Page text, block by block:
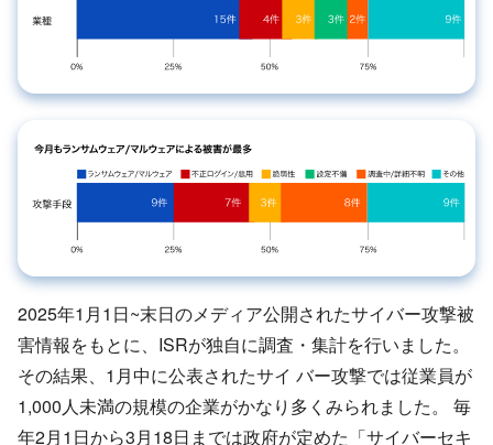
2025年1月1日~末日のメディア公開されたサイバー攻撃被
害情報をもとに、ISRが独自に調査・集計を行いました。
その結果、1月中に公表されたサイ バー攻撃では従業員が
1,000人未満の規模の企業がかなり多くみられました。 毎
年2月1日から3月18日までは政府が定めた「サイバーセキ